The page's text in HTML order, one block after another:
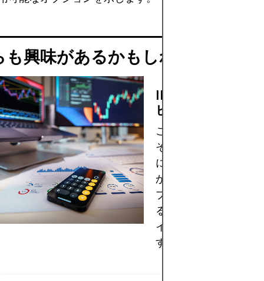
興味があるかもしれません
INGOT
ビュー: 利点と欠
この金融アプリに出
それがどのようなも
になったことはあり
か？このレビューで
プリの機能や利点を
る際に考慮すべき重
イントを詳しくご紹
す。